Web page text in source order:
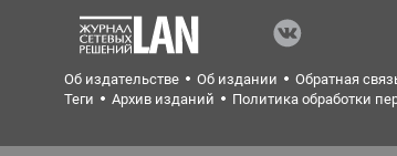
Об издательстве Об издании Обратная
Теги
Архив изданий Политика обработки